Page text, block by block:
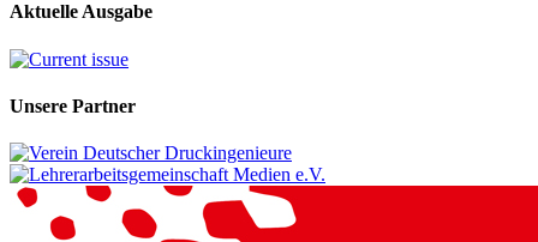
Aktuelle Ausgabe
Unsere Partner